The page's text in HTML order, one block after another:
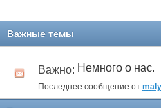
Важные темы
Важно: Немного о нас.
Последнее сообщение от